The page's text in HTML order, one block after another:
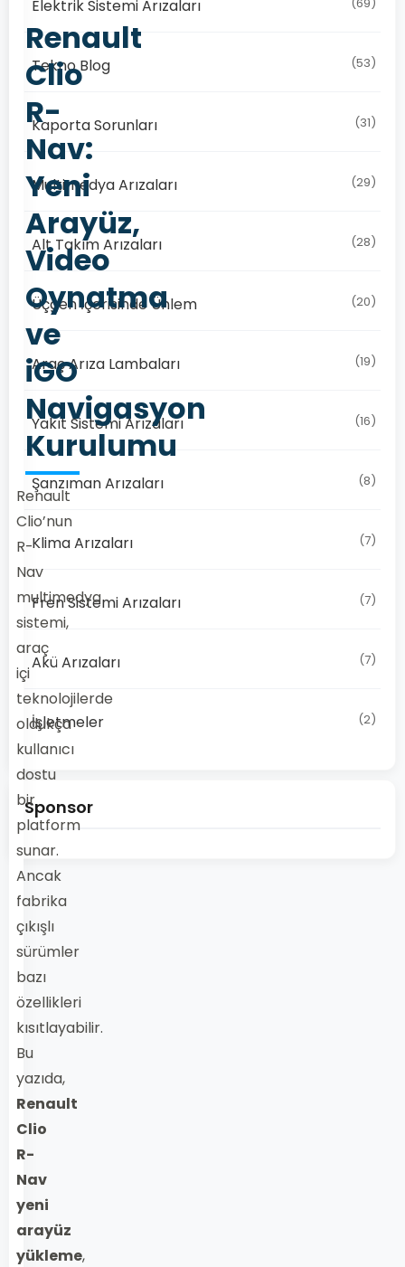
Renault
Clio
R-
Nav:
Yeni
Arayüz,
Video
Oynatma
ve
iGO
Navigasyon
Kurulumu
Renault
Clio’nun
R-
Nav
multimedya
sistemi,
araç
içi
teknolojilerde
oldukça
kullanıcı
dostu
bir
platform
sunar.
Ancak
fabrika
çıkışlı
sürümler
bazı
özellikleri
kısıtlayabilir.
Bu
yazıda,
Renault
Clio
R-
Nav
yeni
arayüz
yükleme,
Elektrik Sistemi Arızaları
Tekno Blog (53)
Kaporta Sorunları (31)
Multimedya Arızaları (29)
Alt Takım Arızaları (28)
Üçgen İçerisinde Ünlem (20)
Araç Arıza Lambaları (19)
Yakıt Sistemi Arızaları (16)
Şanzıman Arızaları (8)
Klima Arızaları (7)
Fren Sistemi Arızaları (7)
Akü Arızaları (7)
İşletmeler (2)
Sponsor